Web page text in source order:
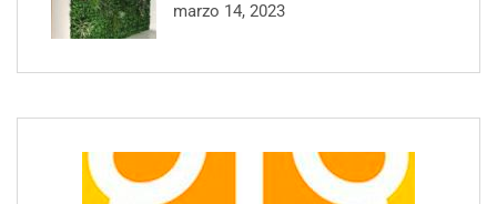
marzo 14, 2023